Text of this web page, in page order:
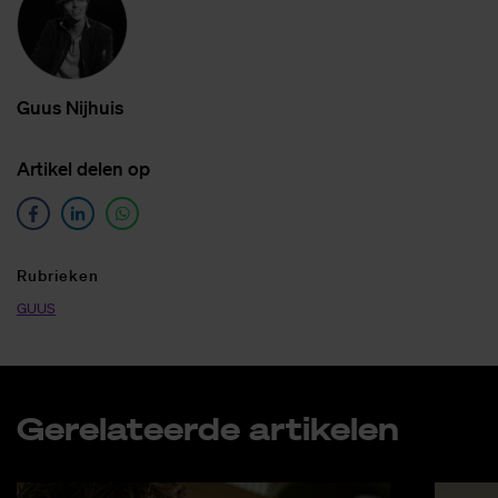
Guus Nij­huis
Ar­ti­kel de­len op
Ru­brie­ken
GUUS
Ge­re­la­teer­de ar­ti­ke­len